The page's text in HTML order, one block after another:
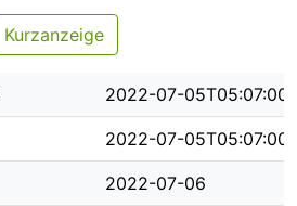
Kurzanzeige
2022-07-
2022-07-
2022-07-06